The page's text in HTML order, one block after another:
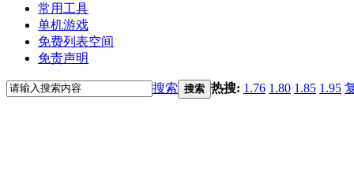
常用工具
单机游戏
免费列表空间
免责声明
搜索 搜索 热搜: 1.76 1.80 1.85 1.95